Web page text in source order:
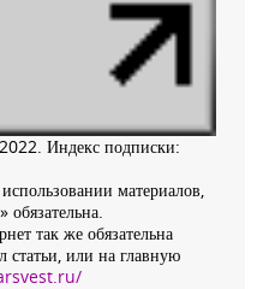
Индекс подписки:
материалов,
обязательна.
так же обязательна
статьи, или на главную